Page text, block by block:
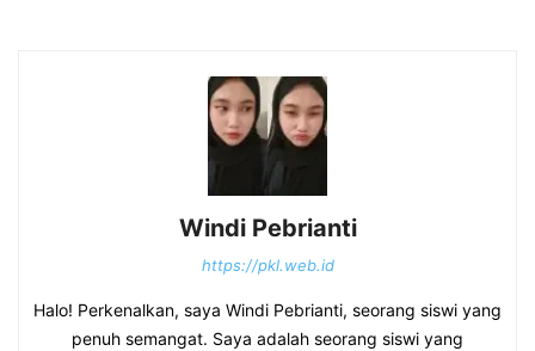
Windi Pebrianti
https://pkl.web.id
Halo! Perkenalkan, saya Windi Pebrianti, seorang siswi yang
penuh semangat. Saya adalah seorang siswi yang